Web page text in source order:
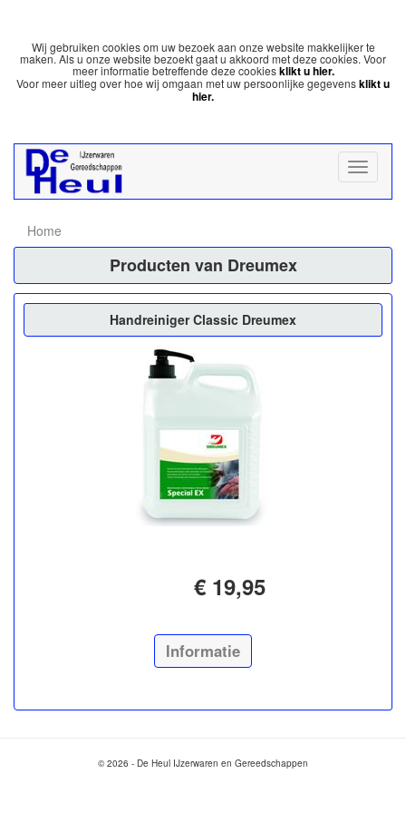
Wij gebruiken cookies om uw bezoek aan onze website makkelijker te
maken. Als u onze website bezoekt gaat u akkoord met deze cookies. Voor
meer informatie betreffende deze cookiesklikt u hier.
Voor meer uitleg over hoe wij omgaan met uw persoonlijke gegevensklikt u
hier.
Home
Producten van Dreumex
Handreiniger Classic Dreumex
€ 19,95
Informatie
© 2026 - De Heul IJzerwaren en Gereedschappen